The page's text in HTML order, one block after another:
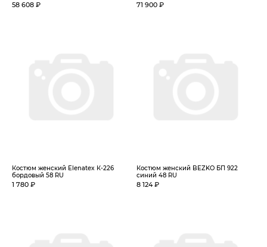
58 608 ₽ 71 900 ₽
Костюм женский Elenatex К-226
бордовый 58 RU
1 780 ₽
Костюм женский BEZKO БП 922
синий 48 RU
8 124 ₽